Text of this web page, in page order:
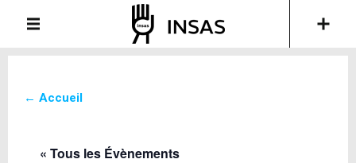
← Accueil
« Tous les Évènements